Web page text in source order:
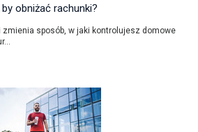
obniżać rachunki?
sposób, w jaki kontrolujesz domowe